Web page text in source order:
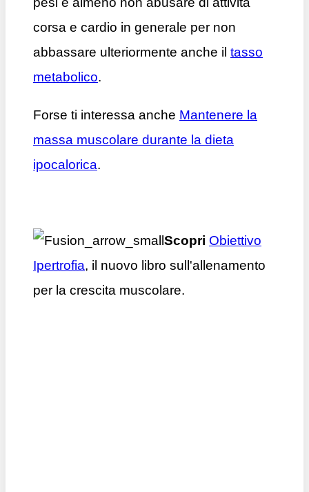
corsa e cardio in generale per non
abbassare ulteriormente anche il tasso
metabolico.
Forse ti interessa anche Mantenere la
massa muscolare durante la dieta
ipocalorica.
Scopri Obiettivo
Ipertrofia, il nuovo libro sull'allenamento
per la crescita muscolare.